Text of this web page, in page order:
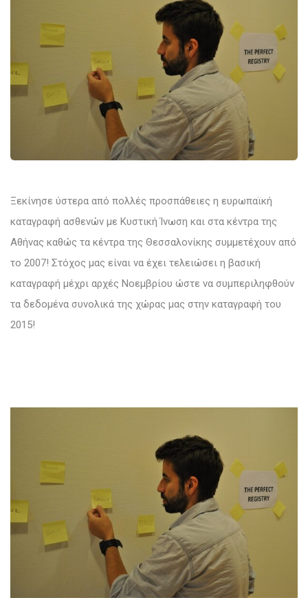
Ξεκίνησε ύστερα από πολλές προσπάθειες η ευρωπαϊκή
καταγραφή ασθενών με Κυστική Ίνωση και στα κέντρα της
Αθήνας καθώς τα κέντρα της Θεσσαλονίκης συμμετέχουν από
το 2007! Στόχος μας είναι να έχει τελειώσει η βασική
καταγραφή μέχρι αρχές Νοεμβρίου ώστε να συμπεριληφθούν
τα δεδομένα συνολικά της χώρας μας στην καταγραφή του
2015!